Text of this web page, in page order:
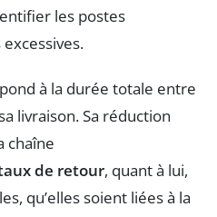
les postes
à la durée totale entre
livraison. Sa réduction
chaîne
de retour, quant à lui,
qu’elles soient liées à la